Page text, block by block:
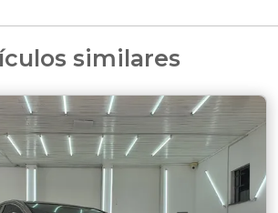
similares